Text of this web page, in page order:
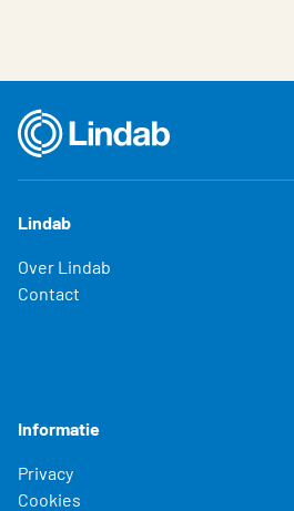
Lindab
Over Lindab
Contact
Informatie
Privacy
Cookies